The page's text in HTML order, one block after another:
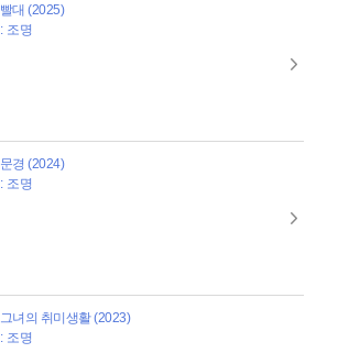
빨대 (2025)
: 조명
문경 (2024)
: 조명
그녀의 취미생활 (2023)
: 조명